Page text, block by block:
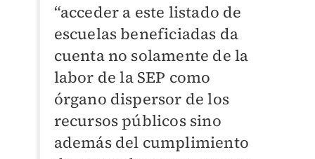
“acceder a este listado de
escuelas beneficiadas da
cuenta no solamente de la
labor de la SEP como
órgano dispersor de los
recursos públicos sino
además del cumplimiento